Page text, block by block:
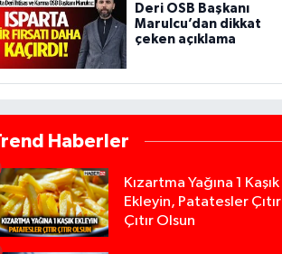
Deri OSB Başkanı
Marulcu’dan dikkat
çeken açıklama
Haberler
Kızartma Yağına 1 Kaşık
Ekleyin, Patatesler Çıtır
Çıtır Olsun